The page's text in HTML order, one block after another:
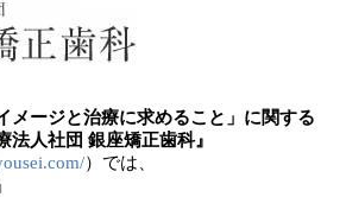
メージと治療に求めること」に関する
法人社団 銀座矯正歯科』
）では、